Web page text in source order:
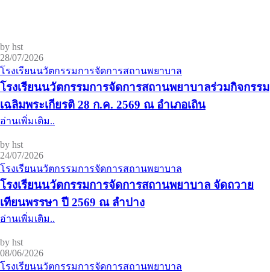
by hst
28/07/2026
โรงเรียนนวัตกรรมการจัดการสถานพยาบาล
โรงเรียนนวัตกรรมการจัดการสถานพยาบาลร่วมกิจกรรม
เฉลิมพระเกียรติ 28 ก.ค. 2569 ณ อำเภอเถิน
อ่านเพิ่มเติม..
by hst
24/07/2026
โรงเรียนนวัตกรรมการจัดการสถานพยาบาล
โรงเรียนนวัตกรรมการจัดการสถานพยาบาล จัดถวาย
เทียนพรรษา ปี 2569 ณ ลำปาง
อ่านเพิ่มเติม..
by hst
08/06/2026
โรงเรียนนวัตกรรมการจัดการสถานพยาบาล